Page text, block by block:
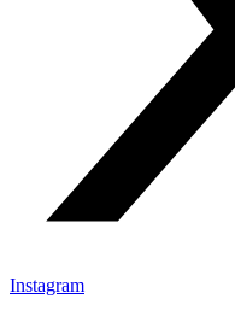
Instagram